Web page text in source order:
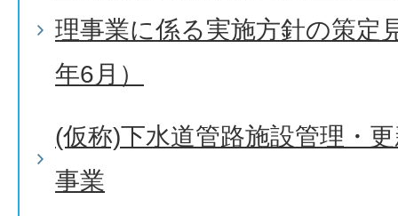
理事業に係る実施方針の策定
年6月）
(仮称)下水道管路施設管理・
事業